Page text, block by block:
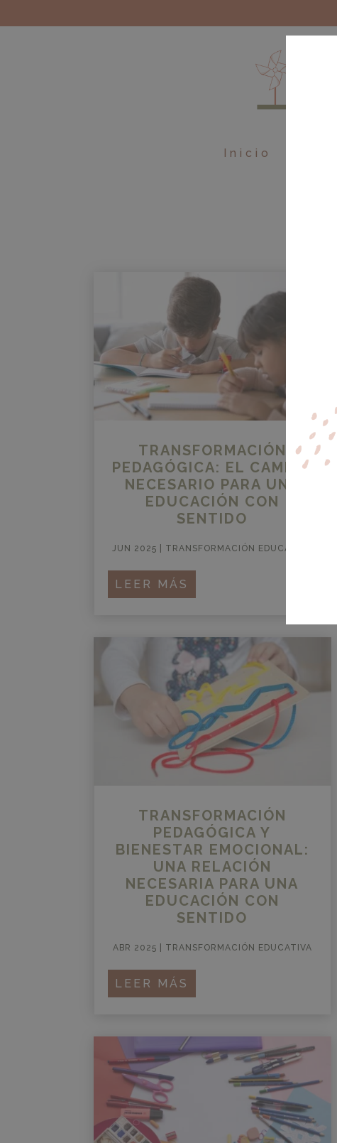
Inicio
TRANSFORMACIÓN
PEDAGÓGICA: EL CAMBIO
NECESARIO PARA UNA
EDUCACIÓN CON
SENTIDO
JUN 2025 TRANSFORMACIÓN EDUCATIVA
LEER MÁS
TRANSFORMACIÓN
PEDAGÓGICA Y
BIENESTAR EMOCIONAL:
UNA RELACIÓN
NECESARIA PARA UNA
EDUCACIÓN CON
SENTIDO
ABR 2025 TRANSFORMACIÓN EDUCATIVA
LEER MÁS